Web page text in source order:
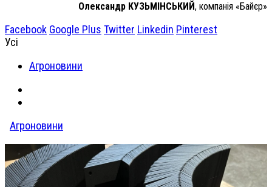
Олександр КУЗЬМІНСЬКИЙ, компанія «Байєр»
Facebook Google Plus Twitter Linkedin Pinterest
Усі
Агроновини
Агроновини